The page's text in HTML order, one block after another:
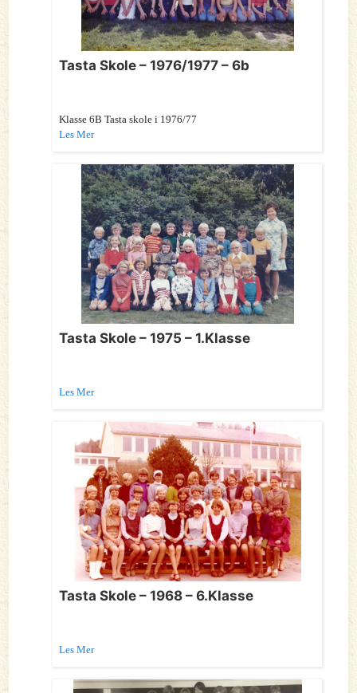
Tasta Skole – 1976/1977 – 6b
Klasse 6B Tasta skole i 1976/77
Les Mer
Tasta Skole – 1975 – 1.Klasse
Les Mer
Tasta Skole – 1968 – 6.Klasse
Les Mer